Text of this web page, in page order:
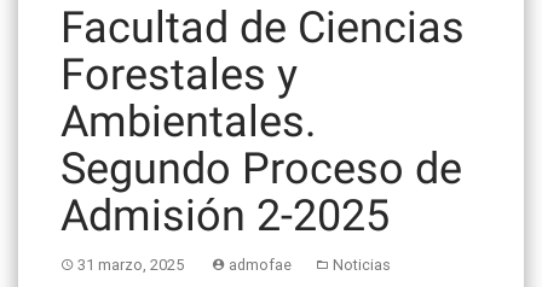
Facultad de Ciencias
Forestales y
Ambientales.
Segundo Proceso de
Admisión 2-2025
31 marzo, 2025 admofae Noticias